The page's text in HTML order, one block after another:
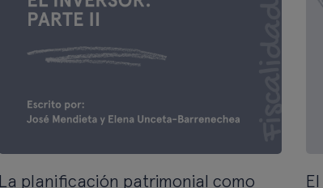
La planificación patrimonial como